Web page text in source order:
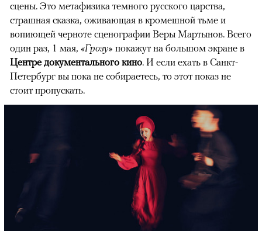
сцены. Это метафизика темного русского царства,
страшная сказка, оживающая в кромешной тьме и
вопиющей черноте сценографии Веры Мартынов. Всего
один раз, 1 мая, «Грозу» покажут на большом экране в
Центре документального кино. И если ехать в Санкт-
Петербург вы пока не собираетесь, то этот показ не
стоит пропускать.